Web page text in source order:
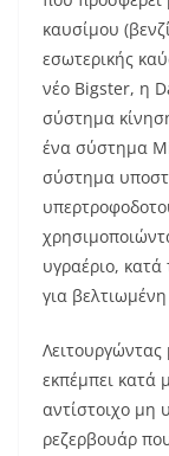
καυσίμου
εσωτερικής
νέο Bigster, η
σύστημα
ένα σύστημα
σύστημα
υγραέριο, κατά
για
Λειτουργώντας
εκπέμπει κατά
αντίστοιχο μη
ρεζερβουάρ